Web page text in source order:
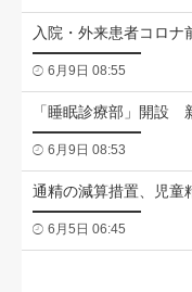
入院・外来患者コロナ
6月9日 08:55
「睡眠診療部」開設
6月9日 08:53
通精の減算措置、児童
6月5日 06:45